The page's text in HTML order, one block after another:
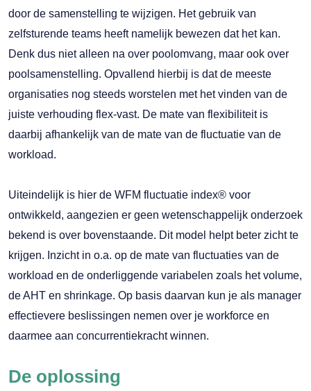
door de samenstelling te wijzigen. Het gebruik van
zelfsturende teams heeft namelijk bewezen dat het kan.
Denk dus niet alleen na over poolomvang, maar ook over
poolsamenstelling. Opvallend hierbij is dat de meeste
organisaties nog steeds worstelen met het vinden van de
juiste verhouding flex-vast. De mate van flexibiliteit is
daarbij afhankelijk van de mate van de fluctuatie van de
workload.
Uiteindelijk is hier de WFM fluctuatie index® voor
ontwikkeld, aangezien er geen wetenschappelijk onderzoek
bekend is over bovenstaande. Dit model helpt beter zicht te
krijgen. Inzicht in o.a. op de mate van fluctuaties van de
workload en de onderliggende variabelen zoals het volume,
de AHT en shrinkage. Op basis daarvan kun je als manager
effectievere beslissingen nemen over je workforce en
daarmee aan concurrentiekracht winnen.
De oplossing